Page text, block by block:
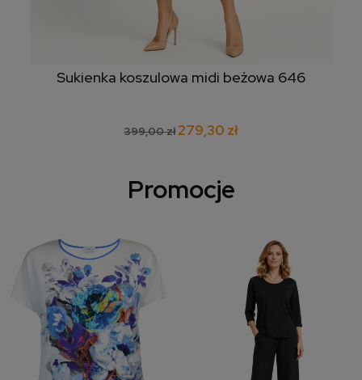
Sukienka koszulowa midi beżowa 646
399,00 zł 279,30 zł
Promocje